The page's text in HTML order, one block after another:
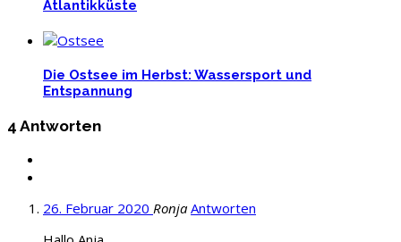
Atlantikküste
Die Ostsee im Herbst: Wassersport und
Entspannung
4 Antworten
26. Februar 2020 Ronja Antworten